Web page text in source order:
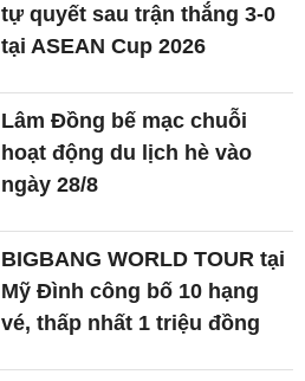
tự quyết sau trận thắng 3-0
tại ASEAN Cup 2026
Lâm Đồng bế mạc chuỗi
hoạt động du lịch hè vào
ngày 28/8
BIGBANG WORLD TOUR tại
Mỹ Đình công bố 10 hạng
vé, thấp nhất 1 triệu đồng